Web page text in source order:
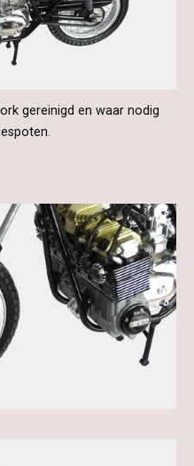
gereinigd en waar nodig